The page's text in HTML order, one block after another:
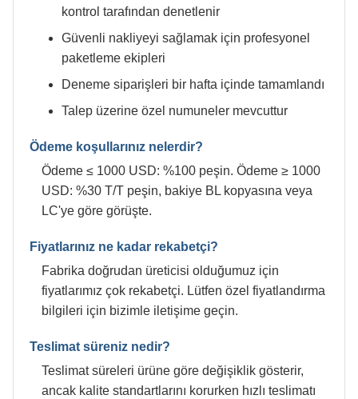
kontrol tarafından denetlenir
Güvenli nakliyeyi sağlamak için profesyonel
paketleme ekipleri
Deneme siparişleri bir hafta içinde tamamlandı
Talep üzerine özel numuneler mevcuttur
Ödeme koşullarınız nelerdir?
Ödeme ≤ 1000 USD: %100 peşin. Ödeme ≥ 1000
USD: %30 T/T peşin, bakiye BL kopyasına veya
LC'ye göre görüşte.
Fiyatlarınız ne kadar rekabetçi?
Fabrika doğrudan üreticisi olduğumuz için
fiyatlarımız çok rekabetçi. Lütfen özel fiyatlandırma
bilgileri için bizimle iletişime geçin.
Teslimat süreniz nedir?
Teslimat süreleri ürüne göre değişiklik gösterir,
ancak kalite standartlarını korurken hızlı teslimatı